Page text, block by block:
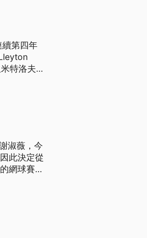
特洛夫
淑薇，今
此決定從
網球賽
主席蔡賜